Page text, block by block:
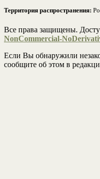
Территория распространения:
Все права защищены.
NonCommercial-
Если Вы обнаружили
сообщите об этом в